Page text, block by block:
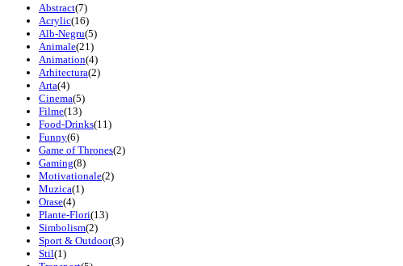
Abstract(7)
Acrylic(16)
Alb-Negru(5)
Animale(21)
Animation(4)
Arhitectura(2)
Arta(4)
Cinema(5)
Filme(13)
Food-Drinks(11)
Funny(6)
Game of Thrones(2)
Gaming(8)
Motivationale(2)
Muzica(1)
Orase(4)
Plante-Flori(13)
Simbolism(2)
Sport & Outdoor(3)
Stil(1)